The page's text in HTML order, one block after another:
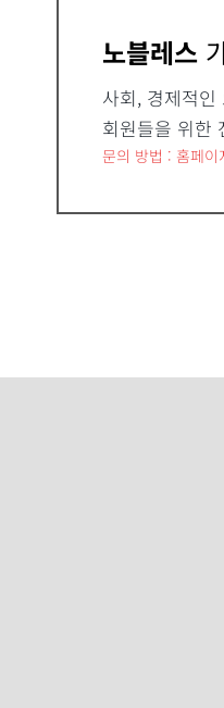
노블레스
사회, 경제적
회원들을 위한
문의 방법 : 홈페